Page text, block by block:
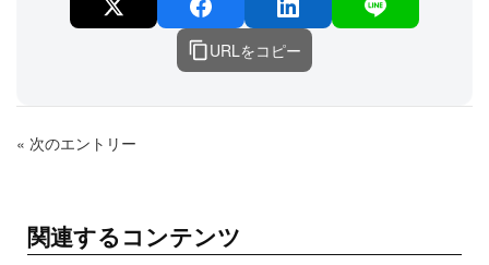
URLをコピー
« 次のエントリー
関連するコンテンツ